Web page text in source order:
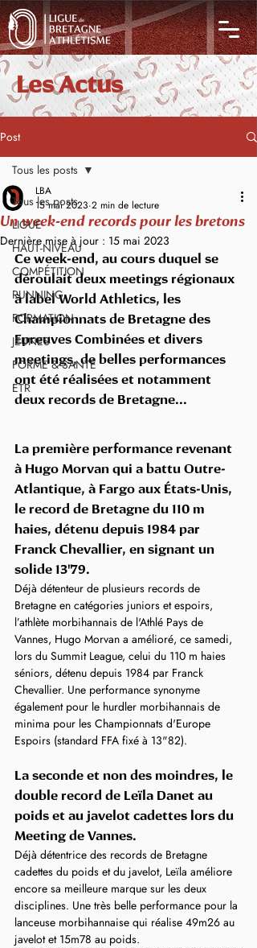
Les Actus
Post
Tous les posts
LIGUE
HAUT-NIVEAU
COMPÉTITION
RUNNING
FORMATION
JEUNES
FORME & SANTÉ
ETR
Tous les posts
Un week-end records pour les bretons
LBA
15 mai 2023 2 min de lecture
Dernière mise à jour : 15 mai 2023
Ce week-end, au cours duquel se
déroulait deux meetings régionaux
à label World Athletics, les
Championnats de Bretagne des
Epreuves Combinées et divers
meetings, de belles performances
ont été réalisées et notamment
deux records de Bretagne...
La première performance revenant
à Hugo Morvan qui a battu Outre-
Atlantique, à Fargo aux États-Unis,
le record de Bretagne du 110 m
haies, détenu depuis 1984 par
Franck Chevallier, en signant un
solide 13"79.
Déjà détenteur de plusieurs records de
Bretagne en catégories juniors et espoirs,
l’athlète morbihannais de l'Athlé Pays de
Vannes, Hugo Morvan a amélioré, ce samedi,
lors du Summit League, celui du 110 m haies
séniors, détenu depuis 1984 par Franck
Chevallier. Une performance synonyme
également pour le hurdler morbihannais de
minima pour les Championnats d'Europe
Espoirs (standard FFA fixé à 13"82).
La seconde et non des moindres, le
double record de Leïla Danet au
poids et au javelot cadettes lors du
Meeting de Vannes.
Déjà détentrice des records de Bretagne
cadettes du poids et du javelot, Leïla améliore
encore sa meilleure marque sur les deux
disciplines. Une très belle performance pour la
lanceuse morbihannaise qui réalise 49m26 au
javelot et 15m78 au poids.